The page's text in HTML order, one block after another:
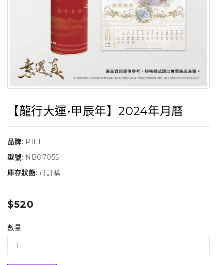
【龍行大運•甲辰年】2024年月曆
品牌: PILI
型號: NB07055
庫存狀態: 可訂購
$520
數量